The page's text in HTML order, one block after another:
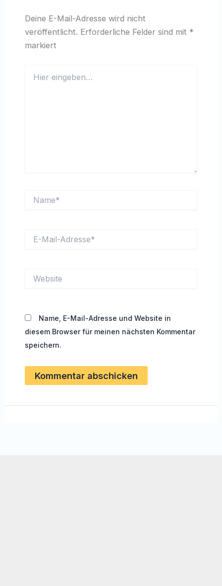
Deine E-Mail-Adresse wird nicht
veröffentlicht. Erforderliche Felder sind mit *
markiert
eingeben…
Mail-
Name, E-Mail-Adresse und Website in
diesem Browser für meinen nächsten Kommentar
speichern.